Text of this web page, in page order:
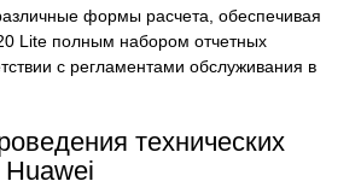
формы расчета, обеспечивая
Lite полным набором отчетных
с регламентами обслуживания в
технических